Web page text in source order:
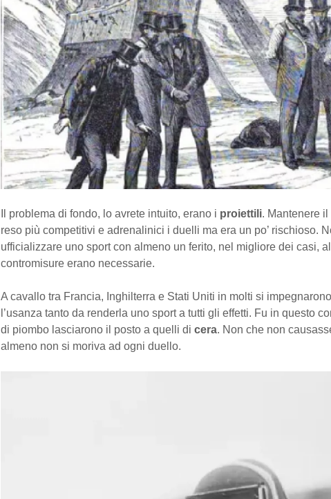
Il problema di fondo, lo avrete intuito, erano i proiettili. Mantenere
reso più competitivi e adrenalinici i duelli ma era un po’ rischioso.
ufficializzare uno sport con almeno un ferito, nel migliore dei casi,
contromisure erano necessarie.
A cavallo tra Francia, Inghilterra e Stati Uniti in molti si
l’usanza tanto da renderla uno sport a tutti gli effetti. Fu in questo
di piombo lasciarono il posto a quelli di cera. Non che non
almeno non si moriva ad ogni duello.